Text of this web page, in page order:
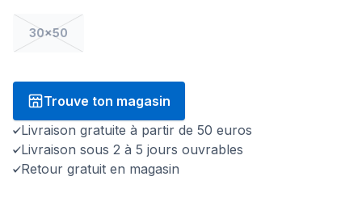
30x50
Trouve ton magasin
Livraison gratuite à partir de 50 euros
Livraison sous 2 à 5 jours ouvrables
Retour gratuit en magasin